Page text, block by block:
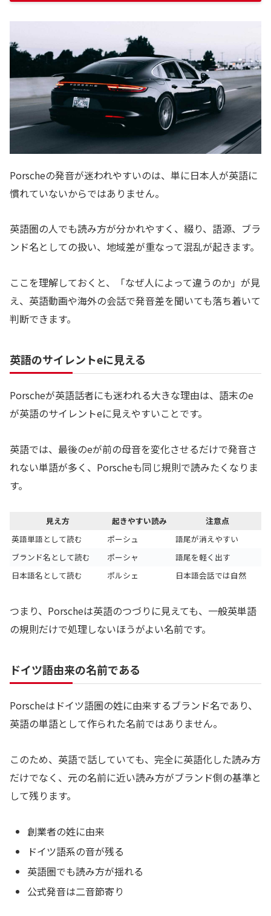
Porscheの発音が迷われやすいのは、単に日本人が英語に
慣れていないからではありません。
英語圏の人でも読み方が分かれやすく、綴り、語源、ブラ
ンド名としての扱い、地域差が重なって混乱が起きます。
ここを理解しておくと、「なぜ人によって違うのか」が見
え、英語動画や海外の会話で発音差を聞いても落ち着いて
判断できます。
英語のサイレントeに見える
Porscheが英語話者にも迷われる大きな理由は、語末のe
が英語のサイレントeに見えやすいことです。
英語では、最後のeが前の母音を変化させるだけで発音さ
れない単語が多く、Porscheも同じ規則で読みたくなりま
す。
見え方 起きやすい読み
注意点
英語単語として読む
ポーシュ
語尾が消えやすい
ブランド名として読む
ポーシャ
語尾を軽く出す
日本語名として読む
ポルシェ 日本語会話では自然
つまり、Porscheは英語のつづりに見えても、一般英単語
の規則だけで処理しないほうがよい名前です。
ドイツ語由来の名前である
Porscheはドイツ語圏の姓に由来するブランド名であり、
英語の単語として作られた名前ではありません。
このため、英語で話していても、完全に英語化した読み方
だけでなく、元の名前に近い読み方がブランド側の基準と
して残ります。
創業者の姓に由来
ドイツ語系の音が残る
英語圏でも読み方が揺れる
公式発音は二音節寄り